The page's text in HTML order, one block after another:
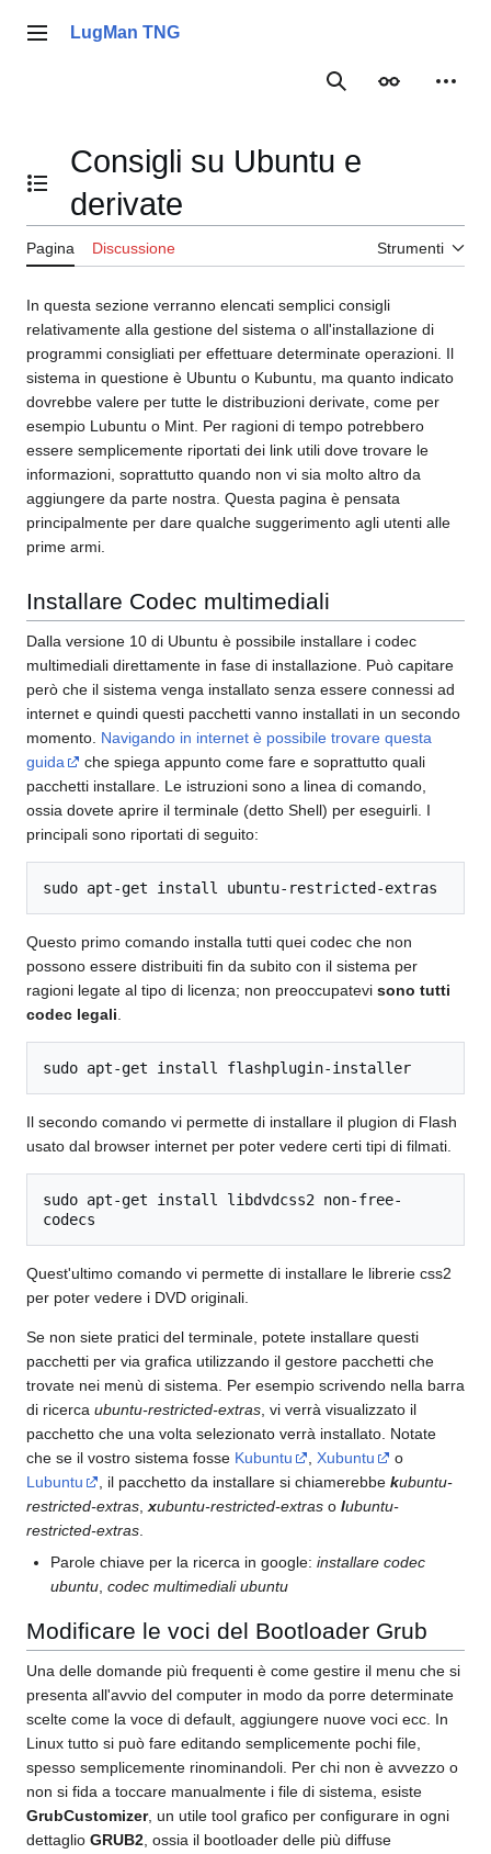
Menu principale
LugMan TNG
RicercaAspetto
Mostra/Nascondi l'indice
Consigli su Ubuntu e
derivate
Pagina Discussione Strumenti
In questa sezione verranno elencati semplici consigli
relativamente alla gestione del sistema o all'installazione di
programmi consigliati per effettuare determinate operazioni. Il
sistema in questione è Ubuntu o Kubuntu, ma quanto indicato
dovrebbe valere per tutte le distribuzioni derivate, come per
esempio Lubuntu o Mint. Per ragioni di tempo potrebbero
essere semplicemente riportati dei link utili dove trovare le
informazioni, soprattutto quando non vi sia molto altro da
aggiungere da parte nostra. Questa pagina è pensata
principalmente per dare qualche suggerimento agli utenti alle
prime armi.
Installare Codec multimediali
Dalla versione 10 di Ubuntu è possibile installare i codec
multimediali direttamente in fase di installazione. Può capitare
però che il sistema venga installato senza essere connessi ad
internet e quindi questi pacchetti vanno installati in un secondo
momento. Navigando in internet è possibile trovare questa
guida
che spiega appunto come fare e soprattutto quali
pacchetti installare. Le istruzioni sono a linea di comando,
ossia dovete aprire il terminale (detto Shell) per eseguirli. I
principali sono riportati di seguito:
sudo apt-get install ubuntu-restricted-extras
Questo primo comando installa tutti quei codec che non
possono essere distribuiti fin da subito con il sistema per
ragioni legate al tipo di licenza; non preoccupatevi sono tutti
codec legali
sudo apt-get install flashplugin-installer
Il secondo comando vi permette di installare il plugion di Flash
usato dal browser internet per poter vedere certi tipi di filmati.
sudo apt-get install libdvdcss2 non-free-
codecs
Quest'ultimo comando vi permette di installare le librerie css2
per poter vedere i DVD originali.
Se non siete pratici del terminale, potete installare questi
pacchetti per via grafica utilizzando il gestore pacchetti che
trovate nei menù di sistema. Per esempio scrivendo nella barra
di ricerca ubuntu-restricted-extras , vi verrà visualizzato il
pacchetto che una volta selezionato verrà installato. Notate
che se il vostro sistema fosse Kubuntu Xubuntu
o
Lubuntu
, il pacchetto da installare si chiamerebbe kubuntu-
restricted-extras xubuntu-restricted-extras o lubuntu-
restricted-extras
Parole chiave per la ricerca in google:installare codec
ubuntu ,codec multimediali ubuntu
Modificare le voci del Bootloader Grub
Una delle domande più frequenti è come gestire il menu che si
presenta all'avvio del computer in modo da porre determinate
scelte come la voce di default, aggiungere nuove voci ecc. In
Linux tutto si può fare editando semplicemente pochi file,
spesso semplicemente rinominandoli. Per chi non è avvezzo o
non si fida a toccare manualmente i file di sistema, esiste
GrubCustomizer, un utile tool grafico per configurare in ogni
dettaglio GRUB2, ossia il bootloader delle più diffuse